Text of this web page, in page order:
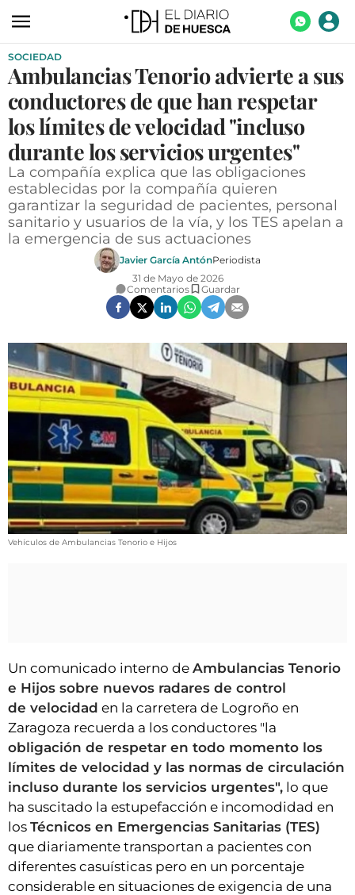
ACTUALIDAD
ECONOMÍA
TECNOLOGÍA
TURISMO
AGROALIMENTACIÓN
DEPORTES
CULTURA
VÍDEOS
CONTACTAR
FIESTAS EN EL ALTO ARAGÓN
FIESTAS DE SAN LORENZO
AGENDA
CARTELERA
FARMACIAS
INICIAR SESIÓN
SOCIEDAD
Ambulancias Tenorio advierte a sus
conductores de que han respetar
los límites de velocidad "incluso
durante los servicios urgentes"
La compañía explica que las obligaciones
establecidas por la compañía quieren
garantizar la seguridad de pacientes, personal
sanitario y usuarios de la vía, y los TES apelan a
la emergencia de sus actuaciones
Javier García AntónPeriodista
31 de Mayo de 2026
Comentarios
Guardar
Vehículos de Ambulancias Tenorio e Hijos
Un comunicado interno de Ambulancias Tenorio
e Hijos sobre nuevos radares de control
de velocidad en la carretera de Logroño en
Zaragoza recuerda a los conductores "la
obligación de respetar en todo momento los
límites de velocidad y las normas de circulación
incluso durante los servicios urgentes", lo que
ha suscitado la estupefacción e incomodidad en
los Técnicos en Emergencias Sanitarias (TES)
que diariamente transportan a pacientes con
diferentes casuísticas pero en un porcentaje
considerable en situaciones de exigencia de una